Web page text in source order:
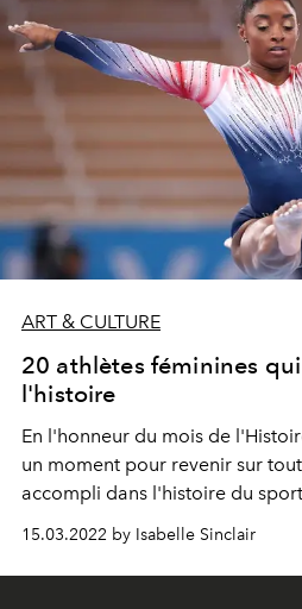
ART & CULTURE
20 athlètes féminines
l'histoire
En l'honneur du mois de
un moment pour revenir sur
accompli dans l'histoire du
15.03.2022 by Isabelle Sinclair